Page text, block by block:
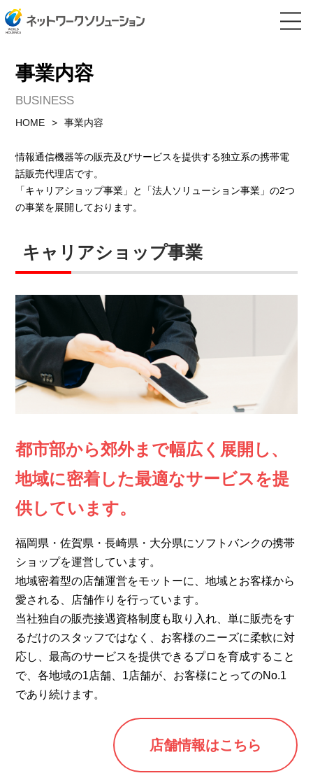
事業内容
BUSINESS
HOME 事業内容
情報通信機器等の販売及びサービスを提供する独立系の携帯電
話販売代理店です。
「キャリアショップ事業」と「法人ソリューション事業」の2つ
の事業を展開しております。
キャリアショップ事業
都市部から郊外まで幅広く展開し、
地域に密着した最適なサービスを提
供しています。
福岡県・佐賀県・長崎県・大分県にソフトバンクの携帯
ショップを運営しています。
地域密着型の店舗運営をモットーに、地域とお客様から
愛される、店舗作りを行っています。
当社独自の販売接遇資格制度も取り入れ、単に販売をす
るだけのスタッフではなく、お客様のニーズに柔軟に対
応し、最高のサービスを提供できるプロを育成すること
で、各地域の1店舗、1店舗が、お客様にとってのNo.1
であり続けます。
店舗情報はこちら